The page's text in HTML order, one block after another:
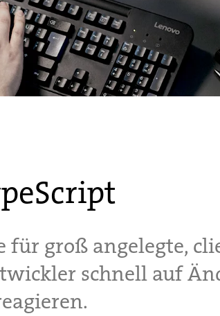
für groß angelegte,
schnell auf